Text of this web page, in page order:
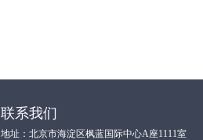
联系我们
地址：北京市海淀区枫蓝国际中心A座1111室